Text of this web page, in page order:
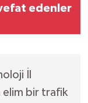
edenler
İl
elim bir trafik